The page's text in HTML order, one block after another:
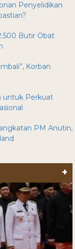
Penyelidikan
Butir Obat
Korban
untuk Perkuat
PM Anutin,
+